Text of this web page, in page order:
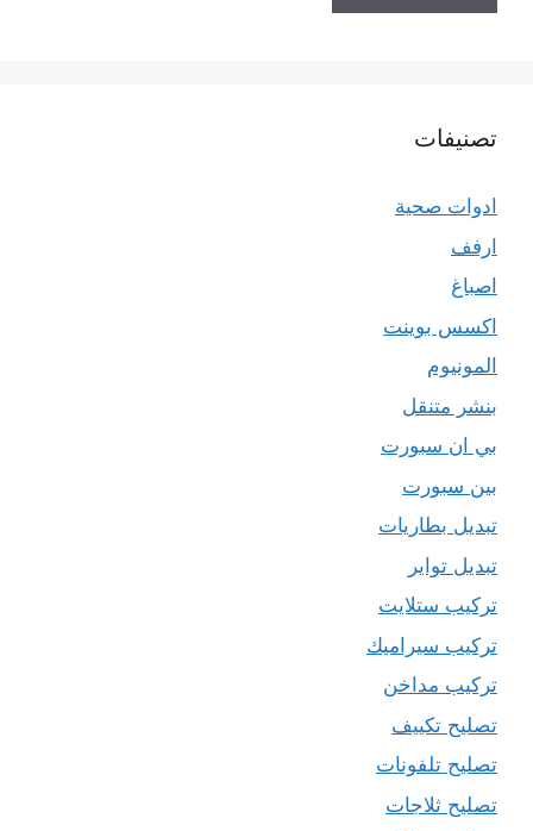
تصنيفات
ادوات صحية
ارفف
اصباغ
اكسس بوينت
المونيوم
بنشر متنقل
بي ان سبورت
بين سبورت
تبديل بطاريات
تبديل تواير
تركيب ستلايت
تركيب سيراميك
تركيب مداخن
تصليح تكييف
تصليح تلفونات
تصليح ثلاجات